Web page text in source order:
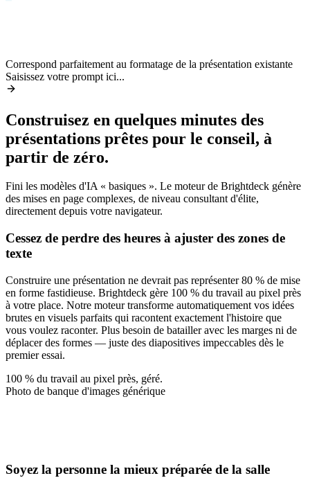
Correspond parfaitement au formatage de la présentation existante
Saisissez votre prompt ici...
Construisez en quelques minutes des
présentations prêtes pour le conseil, à
partir de zéro.
Fini les modèles d'IA « basiques ». Le moteur de Brightdeck génère
des mises en page complexes, de niveau consultant d'élite,
directement depuis votre navigateur.
Cessez de perdre des heures à ajuster des zones de
texte
Construire une présentation ne devrait pas représenter 80 % de mise
en forme fastidieuse. Brightdeck gère 100 % du travail au pixel près
à votre place. Notre moteur transforme automatiquement vos idées
brutes en visuels parfaits qui racontent exactement l'histoire que
vous voulez raconter. Plus besoin de batailler avec les marges ni de
déplacer des formes — juste des diapositives impeccables dès le
premier essai.
100 % du travail au pixel près, géré.
Photo de banque d'images générique
Soyez la personne la mieux préparée de la salle